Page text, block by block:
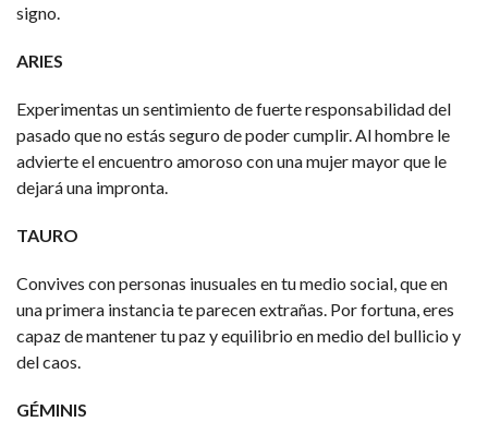
signo.
ARIES
Experimentas un sentimiento de fuerte responsabilidad del
pasado que no estás seguro de poder cumplir. Al hombre le
advierte el encuentro amoroso con una mujer mayor que le
dejará una impronta.
TAURO
Convives con personas inusuales en tu medio social, que en
una primera instancia te parecen extrañas. Por fortuna, eres
capaz de mantener tu paz y equilibrio en medio del bullicio y
del caos.
GÉMINIS